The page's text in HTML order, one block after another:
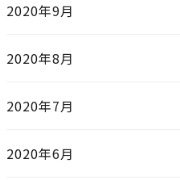
2020年9月
2020年8月
2020年7月
2020年6月